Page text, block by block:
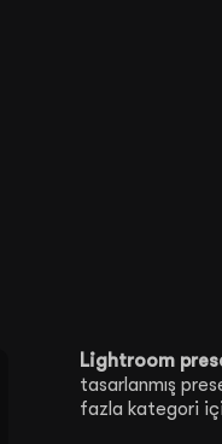
Lightroom
tasarlanmış
fazla kategori